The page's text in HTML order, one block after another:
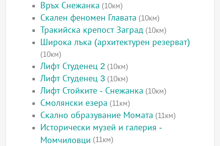
Връх Снежанка (10км)
Скален феномен Главата (10км)
Тракийска крепост Заград (10км)
Широка лъка (архитектурен резерват)
(10км)
Лифт Студенец 2 (10км)
Лифт Студенец 3 (10км)
Лифт Стойките - Снежанка (10км)
Смолянски езера (11км)
Скално образувание Момата (11км)
Исторически музей и галерия -
Момчиловци (11км)